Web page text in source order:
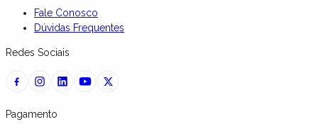
Fale Conosco
Dúvidas Frequentes
Redes Sociais
Pagamento